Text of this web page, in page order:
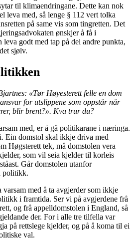
til klimaendringane. Dette kan nok
leva med, så lenge § 112 vert tolka
på same vis som tingretten. Det
ønskjer å få i
godt med tap på dei andre punkta,
sjølv.
«Tør Høyesterett felle en dom
for utslippene som oppstår når
blir brent?». Kva trur du?
med, er å gå politikarane i næringa.
Ein domstol skal ikkje driva med
Høgsterett tek, må domstolen vera
som vil seia kjelder til korleis
Går domstolen utanfor
politikk.
med å ta avgjerder som ikkje
i framtida. Ser vi på avgjerdene frå
og frå appelldomstolen i England, så
der. For i alle tre tilfella var
på rettslege kjelder, og på å koma til ei
val.